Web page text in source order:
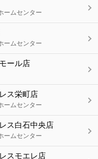
ームセンター
ームセンター
ール店
ス栄町店
ームセンター
ス白石中央店
ームセンター
スモエレ店